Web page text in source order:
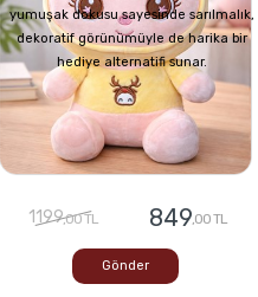
yumuşak dokusu sayesinde sarılmalık,
dekoratif görünümüyle de harika bir
hediye alternatifi sunar.
1199,00 TL 849,00 TL
Gönder